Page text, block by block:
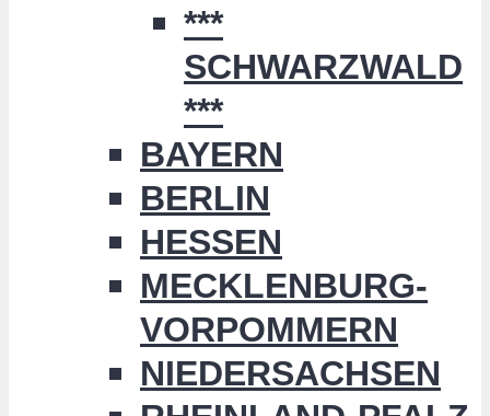
***
SCHWARZWALD
***
BAYERN
BERLIN
HESSEN
MECKLENBURG-
VORPOMMERN
NIEDERSACHSEN